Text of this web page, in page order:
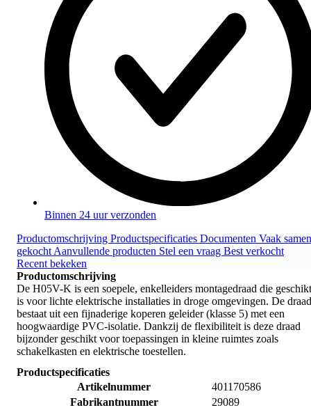
Binnen 24 uur verzonden
Productomschrijving Productspecificaties Documenten Vaak samen
gekocht Aanvullende producten Stel een vraag Best verkocht
Recent bekeken
Productomschrijving
De H05V-K is een soepele, enkelleiders montagedraad die geschikt
is voor lichte elektrische installaties in droge omgevingen. De draad
bestaat uit een fijnaderige koperen geleider (klasse 5) met een
hoogwaardige PVC-isolatie. Dankzij de flexibiliteit is deze draad
bijzonder geschikt voor toepassingen in kleine ruimtes zoals
schakelkasten en elektrische toestellen.
Productspecificaties
Artikelnummer
401170586
Fabrikantnummer
29089